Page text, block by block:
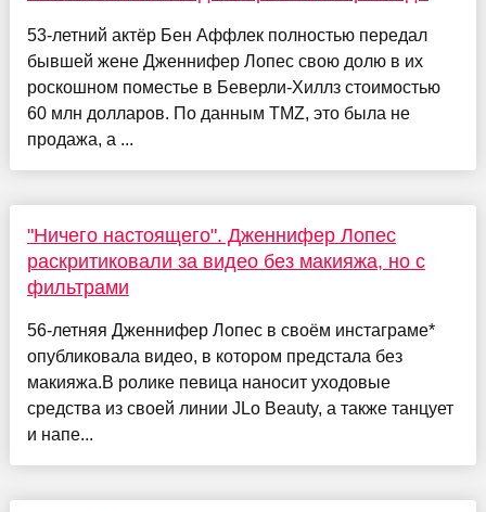
53-летний актёр Бен Аффлек полностью передал
бывшей жене Дженнифер Лопес свою долю в их
роскошном поместье в Беверли-Хиллз стоимостью
60 млн долларов. По данным TMZ, это была не
продажа, а ...
"Ничего настоящего". Дженнифер Лопес
раскритиковали за видео без макияжа, но с
фильтрами
56-летняя Дженнифер Лопес в своём инстаграме*
опубликовала видео, в котором предстала без
макияжа.В ролике певица наносит уходовые
средства из своей линии JLo Beauty, а также танцует
и напе...